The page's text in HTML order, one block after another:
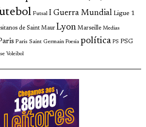
Futsal I Guerra Mundial Ligue 1
de Saint Maur Lyon Marseille Medias
Paris Saint Germain Poesia política PS PSG
Voleibol